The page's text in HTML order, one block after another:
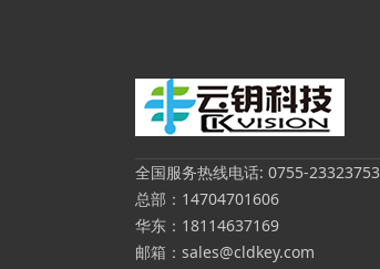
全国服务热线电话: 0755-23323753
总部：14704701606
华东：18114637169
邮箱：sales@cldkey.com